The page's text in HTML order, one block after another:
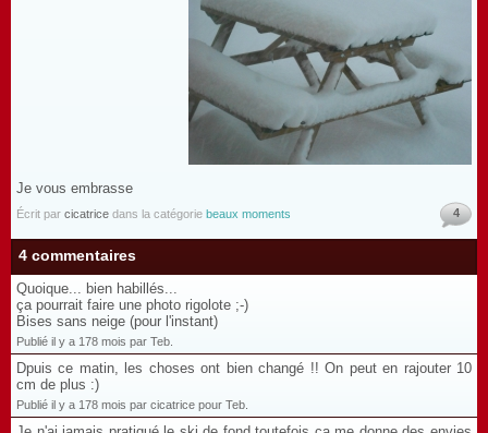
Je vous embrasse
Écrit par cicatrice dans la catégorie beaux moments 4
4 commentaires
Quoique... bien habillés...
ça pourrait faire une photo rigolote ;-)
Bises sans neige (pour l'instant)
Publié il y a 178 mois par Teb.
Dpuis ce matin, les choses ont bien changé !! On peut en rajouter 10
cm de plus :)
Publié il y a 178 mois par cicatrice pour Teb.